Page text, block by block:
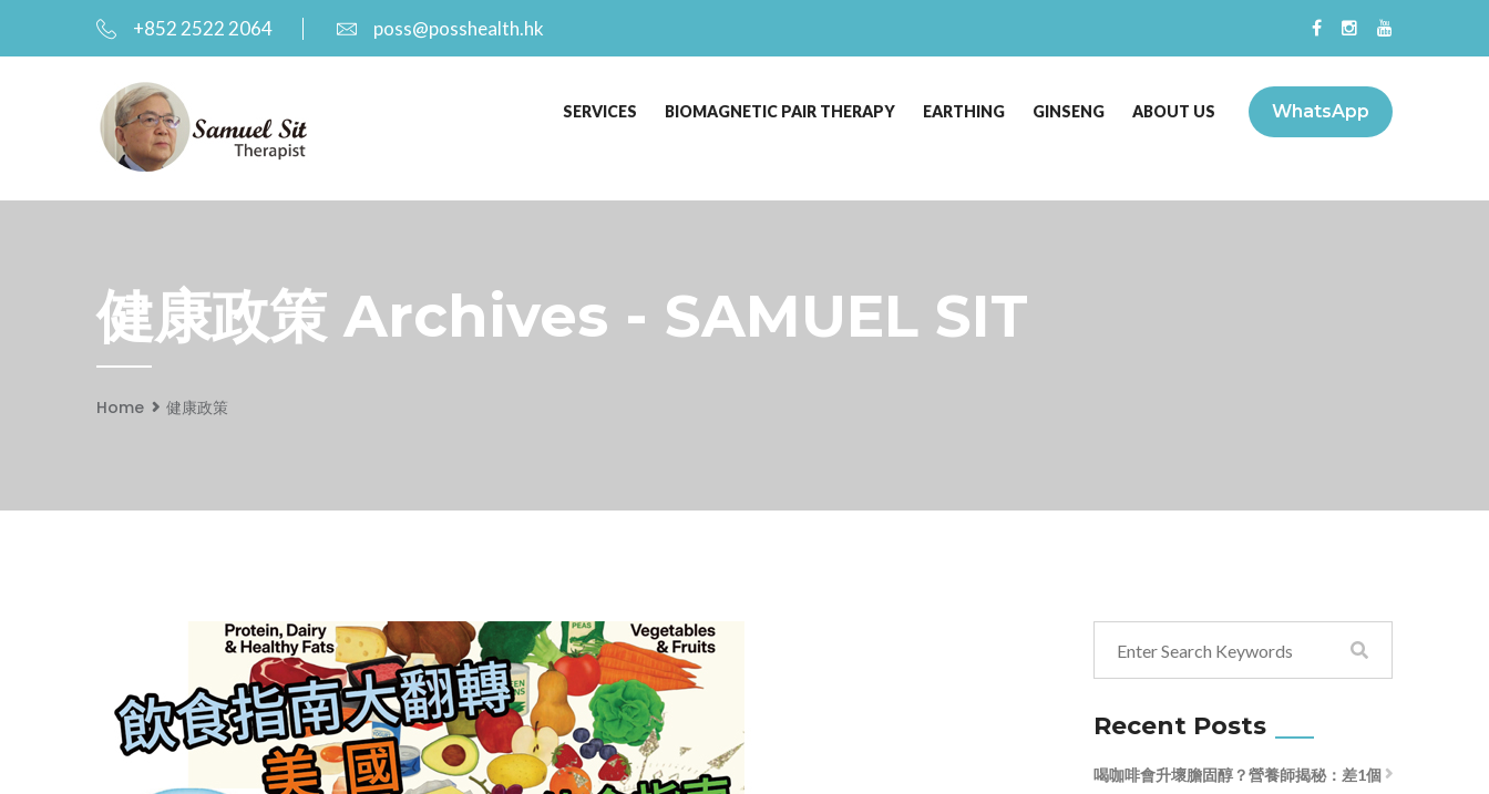
+852 2522 2064 poss@posshealth.hk
WhatsApp
SERVICES BIOMAGNETIC PAIR THERAPY EARTHING GINSENG ABOUT US
健康政策 Archives - SAMUEL SIT
Home 健康政策
Recent Posts
喝咖啡會升壞膽固醇？營養師揭秘：差1個